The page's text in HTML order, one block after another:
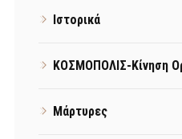
Ιστορικά
ΚΟΣΜΟΠΟΛΙΣ-Κίνηση
Μάρτυρες